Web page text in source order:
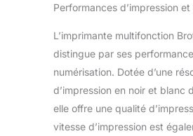
250
000
Performances d’impression
L’imprimante multifonction
distingue par ses
numérisation. Dotée d’une
d’impression en noir et blanc
elle offre une qualité
vitesse d’impression est